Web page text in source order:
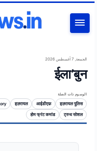
الجمعة, 7 أغسطس 2026
ईला’बुन
الوسوم ذات الصلة
इज़रायल पुलिस
आईडीएफ़
इज़रायल
ट्रुथ सोशल
होम फ्रंट कमांड